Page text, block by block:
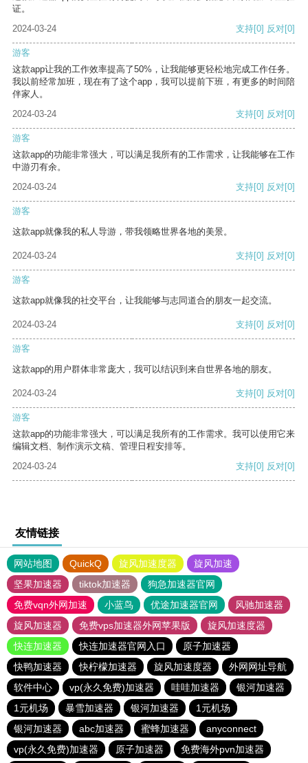
证。
2024-03-24
支持[0] 反对[0]
游客
这款app让我的工作效率提高了50%，让我能够更轻松地完成工作任务。
我以前经常加班，现在有了这个app，我可以提前下班，有更多的时间陪
伴家人。
2024-03-24
支持[0] 反对[0]
游客
这款app的功能非常强大，可以满足我所有的工作需求，让我能够在工作
中游刃有余。
2024-03-24
支持[0] 反对[0]
游客
这款app就像我的私人导游，带我领略世界各地的美景。
2024-03-24 支持[0] 反对[0]
游客
这款app就像我的社交平台，让我能够与志同道合的朋友一起交流。
2024-03-24 支持[0] 反对[0]
游客
这款app的用户群体非常庞大，我可以结识到来自世界各地的朋友。
2024-03-24 支持[0] 反对[0]
游客
这款app的功能非常强大，可以满足我所有的工作需求。我可以使用它来
编辑文档、制作演示文稿、管理日程安排等。
2024-03-24
支持[0] 反对[0]
友情链接
网站地图 QuickQ 旋风加速度器
旋风加速
坚果加速器
tiktok加速器
狗急加速器官网
免费vqn外网加速
小蓝鸟 优途加速器官网
风驰加速器
旋风加速器
免费vps加速器外网苹果版
旋风加速度器
快连加速器
快连加速器官网入口
原子加速器
快鸭加速器
快柠檬加速器 旋风加速度器
外网网址导航
软件中心
vp(永久免费)加速器 哇哇加速器
银河加速器
1元机场
暴雪加速器 银河加速器
1元机场
银河加速器
abc加速器 蜜蜂加速器
anyconnect
vp(永久免费)加速器
原子加速器 免费海外pvn加速器